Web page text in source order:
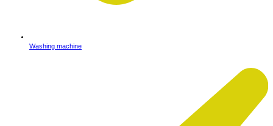
Washing machine